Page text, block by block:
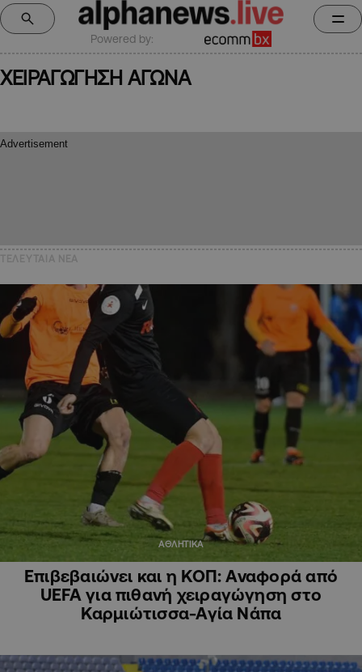
Powered by:
ΧΕΙΡΑΓΩΓΗΣΗ ΑΓΩΝΑ
ΑΘΛΗΤΙΚΑ
Επιβεβαιώνει και η ΚΟΠ: Αναφορά από
UEFA για πιθανή χειραγώγηση στο
Καρμιώτισσα-Αγία Νάπα